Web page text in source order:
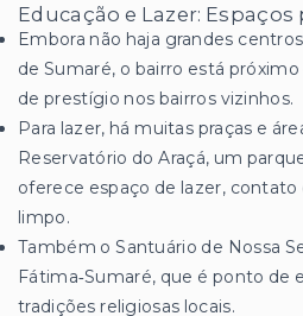
Educação e Lazer: Espaços
Embora não haja grandes
de Sumaré, o bairro está
de prestígio nos bairros vizinhos.
Para lazer, há muitas praças e
Reservatório do Araçá, um
oferece espaço de lazer,
limpo.
Também o Santuário de Nossa
Fátima‑Sumaré, que é ponto
tradições religiosas locais.